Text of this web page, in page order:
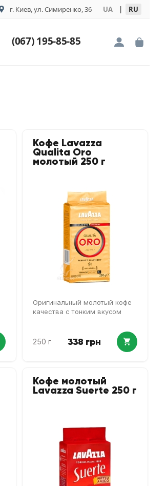
г. Киев, ул. Симиренко, 36 UA | RU
(067) 195-85-85
Кофе Lavazza
Qualita Oro
молотый 250 г
Оригинальный молотый кофе
качества с тонким вкусом
250 г 338 грн
Кофе молотый
Lavazza Suerte 250 г